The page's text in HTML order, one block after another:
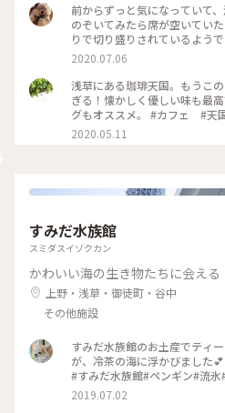
前からずっと気になっていて
のぞいてみたら席が空いていたので迷
りで切り盛りされているよう
ホットケーキ🥞は昔ながらの
合って美味しかった😆💕
2020.07.06
浅草にある珈琲天国。もうこ
ぎる！懐かしく優しい味も最
グもオススメ。 #カフェ #天国 #ホットケーキ #浅草 #東
京
2020.05.11
すみだ水族館
スミダスイゾクカン
かわいい海の生き物たちに会える
上野・浅草・御徒町・谷中
その他施設
すみだ水族館のお土産でティ
が、冷茶の海に浮かびました
#すみだ水族館#ペンギン#流氷
2019.07.02